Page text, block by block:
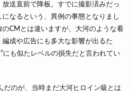
送直前で降板。すでに撮影済みだっ
なるという、異例の事態となりまし
CMとは違いますが、大河のような看
成や広告にも多大な影響が出るた
にも似たレベルの損失だと言われてい
だのが、当時まだ大河ヒロイン級とは